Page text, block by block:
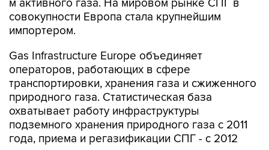
м активного газа. На мировом рынке СПГ в
совокупности Европа стала крупнейшим
импортером.
Gas Infrastructure Europe объединяет
операторов, работающих в сфере
транспортировки, хранения газа и сжиженного
природного газа. Статистическая база
охватывает работу инфраструктуры
подземного хранения природного газа с 2011
года, приема и регазификации СПГ - с 2012